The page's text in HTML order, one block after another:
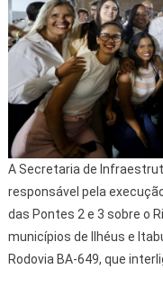
A Secretaria de
responsável pela
das Pontes 2 e 3 sobre o
municípios de Ilhéus e
Rodovia BA-649, que